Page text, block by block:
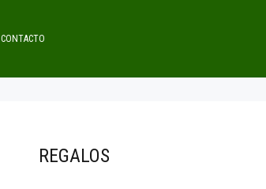
CONTACTO
REGALOS